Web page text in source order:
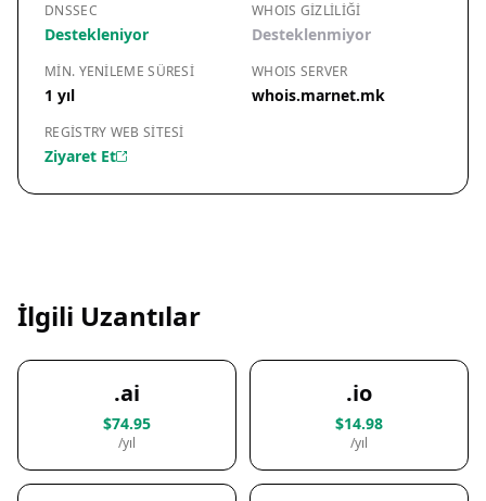
DNSSEC
Destekleniyor
WHOIS GIZLILIĞI
Desteklenmiyor
MIN. YENILEME SÜRESI
1 yıl
WHOIS SERVER
whois.marnet.mk
REGISTRY WEB SITESI
Ziyaret Et
İlgili Uzantılar
.ai
$74.95
/yıl
.io
$14.98
/yıl